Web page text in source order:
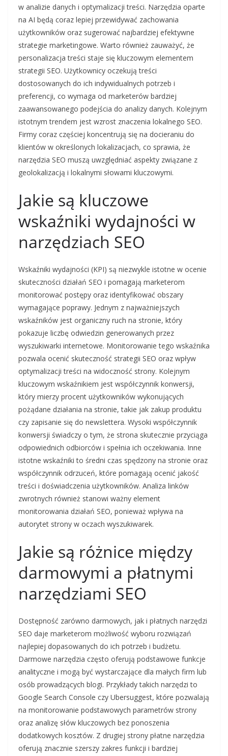
w analizie danych i optymalizacji treści. Narzędzia oparte
na AI będą coraz lepiej przewidywać zachowania
użytkowników oraz sugerować najbardziej efektywne
strategie marketingowe. Warto również zauważyć, że
personalizacja treści staje się kluczowym elementem
strategii SEO. Użytkownicy oczekują treści
dostosowanych do ich indywidualnych potrzeb i
preferencji, co wymaga od marketerów bardziej
zaawansowanego podejścia do analizy danych. Kolejnym
istotnym trendem jest wzrost znaczenia lokalnego SEO.
Firmy coraz częściej koncentrują się na docieraniu do
klientów w określonych lokalizacjach, co sprawia, że
narzędzia SEO muszą uwzględniać aspekty związane z
geolokalizacją i lokalnymi słowami kluczowymi.
Jakie są kluczowe
wskaźniki wydajności w
narzędziach SEO
Wskaźniki wydajności (KPI) są niezwykle istotne w ocenie
skuteczności działań SEO i pomagają marketerom
monitorować postępy oraz identyfikować obszary
wymagające poprawy. Jednym z najważniejszych
wskaźników jest organiczny ruch na stronie, który
pokazuje liczbę odwiedzin generowanych przez
wyszukiwarki internetowe. Monitorowanie tego wskaźnika
pozwala ocenić skuteczność strategii SEO oraz wpływ
optymalizacji treści na widoczność strony. Kolejnym
kluczowym wskaźnikiem jest współczynnik konwersji,
który mierzy procent użytkowników wykonujących
pożądane działania na stronie, takie jak zakup produktu
czy zapisanie się do newslettera. Wysoki współczynnik
konwersji świadczy o tym, że strona skutecznie przyciąga
odpowiednich odbiorców i spełnia ich oczekiwania. Inne
istotne wskaźniki to średni czas spędzony na stronie oraz
współczynnik odrzuceń, które pomagają ocenić jakość
treści i doświadczenia użytkowników. Analiza linków
zwrotnych również stanowi ważny element
monitorowania działań SEO, ponieważ wpływa na
autorytet strony w oczach wyszukiwarek.
Jakie są różnice między
darmowymi a płatnymi
narzędziami SEO
Dostępność zarówno darmowych, jak i płatnych narzędzi
SEO daje marketerom możliwość wyboru rozwiązań
najlepiej dopasowanych do ich potrzeb i budżetu.
Darmowe narzędzia często oferują podstawowe funkcje
analityczne i mogą być wystarczające dla małych firm lub
osób prowadzących blogi. Przykłady takich narzędzi to
Google Search Console czy Ubersuggest, które pozwalają
na monitorowanie podstawowych parametrów strony
oraz analizę słów kluczowych bez ponoszenia
dodatkowych kosztów. Z drugiej strony płatne narzędzia
oferują znacznie szerszy zakres funkcji i bardziej